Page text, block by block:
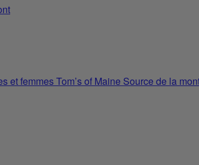
et femmes Tom’s of Maine Source de la